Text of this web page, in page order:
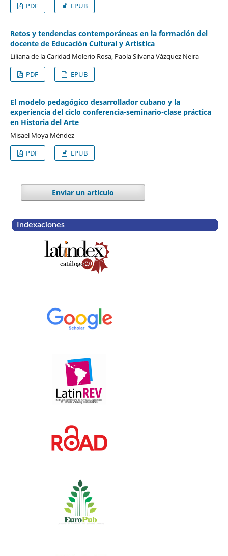
PDF
EPUB
Retos y tendencias contemporáneas en la formación del
docente de Educación Cultural y Artística
Liliana de la Caridad Molerio Rosa, Paola Silvana Vázquez Neira
PDF
EPUB
El modelo pedagógico desarrollador cubano y la
experiencia del ciclo conferencia-seminario-clase práctica
en Historia del Arte
Misael Moya Méndez
PDF
EPUB
Enviar un artículo
Indexaciones